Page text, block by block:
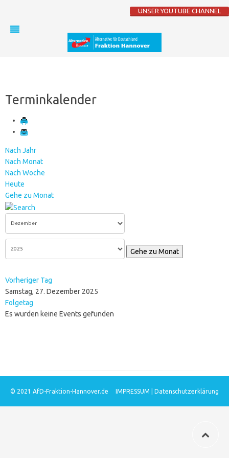
UNSER YOUTUBE CHANNEL
Terminkalender
Nach Jahr
Nach Monat
Nach Woche
Heute
Gehe zu Monat
Gehe zu Monat
Vorheriger Tag
Samstag, 27. Dezember 2025
Folgetag
Es wurden keine Events gefunden
© 2021 AfD-Fraktion-Hannover.de IMPRESSUM Datenschutzerklärung